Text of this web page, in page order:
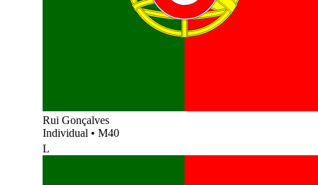
Rui Gonçalves
Individual • M40
L